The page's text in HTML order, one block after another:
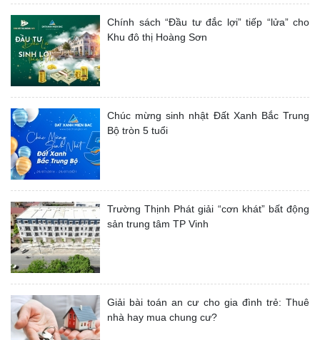
Chính sách “Đầu tư đắc lợi” tiếp “lửa” cho
Khu đô thị Hoàng Sơn
Chúc mừng sinh nhật Đất Xanh Bắc Trung
Bộ tròn 5 tuổi
Trường Thịnh Phát giải “cơn khát” bất động
sản trung tâm TP Vinh
Giải bài toán an cư cho gia đình trẻ: Thuê
nhà hay mua chung cư?